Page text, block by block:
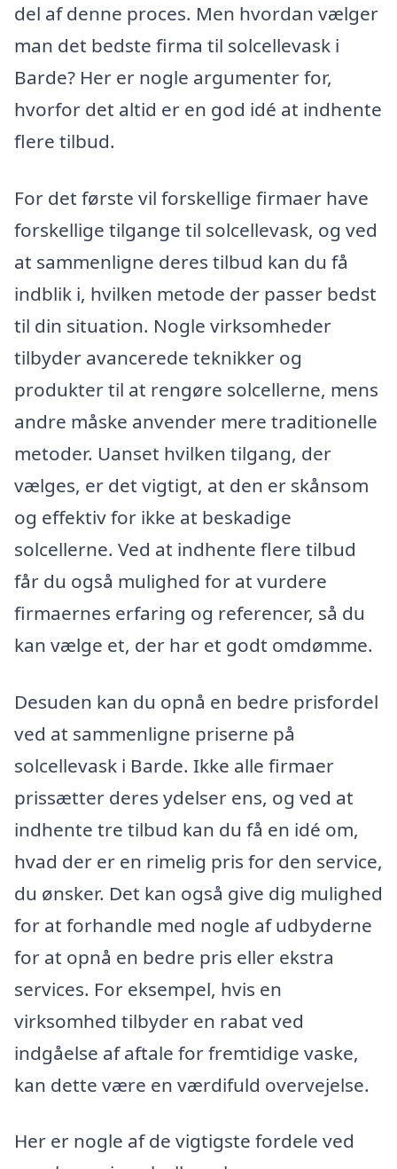
del af denne proces. Men hvordan vælger
man det bedste firma til solcellevask i
Barde? Her er nogle argumenter for,
hvorfor det altid er en god idé at indhente
flere tilbud.
For det første vil forskellige firmaer have
forskellige tilgange til solcellevask, og ved
at sammenligne deres tilbud kan du få
indblik i, hvilken metode der passer bedst
til din situation. Nogle virksomheder
tilbyder avancerede teknikker og
produkter til at rengøre solcellerne, mens
andre måske anvender mere traditionelle
metoder. Uanset hvilken tilgang, der
vælges, er det vigtigt, at den er skånsom
og effektiv for ikke at beskadige
solcellerne. Ved at indhente flere tilbud
får du også mulighed for at vurdere
firmaernes erfaring og referencer, så du
kan vælge et, der har et godt omdømme.
Desuden kan du opnå en bedre prisfordel
ved at sammenligne priserne på
solcellevask i Barde. Ikke alle firmaer
prissætter deres ydelser ens, og ved at
indhente tre tilbud kan du få en idé om,
hvad der er en rimelig pris for den service,
du ønsker. Det kan også give dig mulighed
for at forhandle med nogle af udbyderne
for at opnå en bedre pris eller ekstra
services. For eksempel, hvis en
virksomhed tilbyder en rabat ved
indgåelse af aftale for fremtidige vaske,
kan dette være en værdifuld overvejelse.
Her er nogle af de vigtigste fordele ved